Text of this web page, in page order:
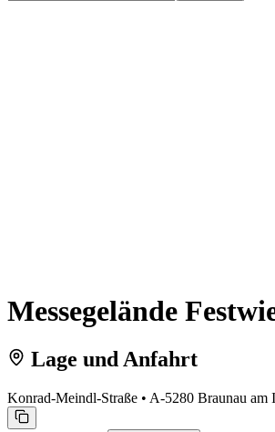
Messegelände
Lage und Anfahrt
Konrad-Meindl-Straße • A-5280 Braunau am